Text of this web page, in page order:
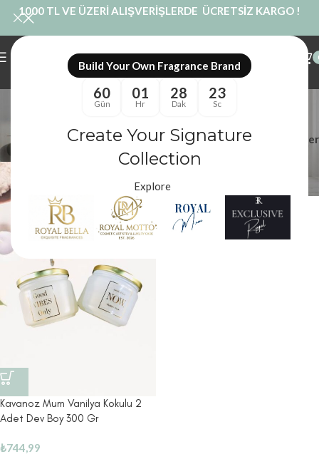
Build Your Own Fragrance Brand
60
Gün
01
Hr
28
Dak
23
Sc
Create Your Signature
Collection
Explore
1000 TL VE ÜZERİ ALIŞVERİŞLERDE ÜCRETSİZ KARGO !
2li Mum Paketi
Royal Mum
Ürünler “2li Mum Paketi” olarak etiketlendi Filtreler
Kavanoz Mum Vanilya Kokulu 2
Adet Dev Boy 300 Gr
₺744,99